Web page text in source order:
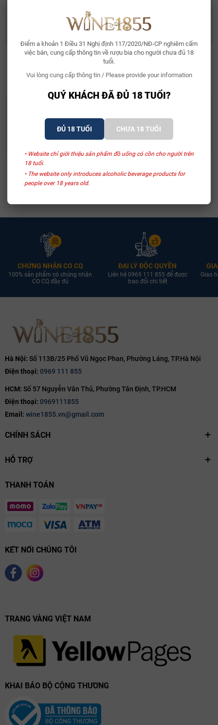
Điểm a khoản 1 Điều 31 Nghị định 117/2020/NĐ-CP nghiêm cấm
việc bán, cung cấp thông tin về rượu bia cho người chưa đủ 18
tuổi.
Vui lòng cung cấp thông tin / Please provide your information
QUÝ KHÁCH ĐÃ ĐỦ 18 TUỔI?
ĐỦ 18 TUỔI CHƯA 18 TUỔI
• Website chỉ giới thiệu sản phẩm đồ uống có cồn cho người trên
18 tuổi.
• The website only introduces alcoholic beverage products for
people over 18 years old.
632.500₫
SẢN PHẨM LIÊN QUAN
Whisky Glenallachie
2015 The Sinteis Series
Whisky GlenAllachie 17
Years Old
Xem thêm
CHỨNG NHẬN CO CQ
100% sản phẩm có chứng nhận
CO CQ đầy đủ
ĐẠI LÝ ĐỘC QUYỀN
Liên hệ 0969 111 855 để được
trao đổi chi tiết
Giao
Hà Nội: Số 113B/25 Phố Vũ Ngọc Phan, Phường Láng, TP.Hà Nội
Điện thoại: 0969 111 855
HCM: Số 57 Nguyễn Văn Thủ, Phường Tân Định, TP.HCM
Điện thoại: 0969111855
Email: wine1855.vn@gmail.com
CHÍNH SÁCH
HỖ TRỢ
THANH TOÁN
KẾT NỐI CHÚNG TÔI
TRANG VÀNG VIỆT NAM
KHAI BÁO BỘ CỘNG THƯƠNG